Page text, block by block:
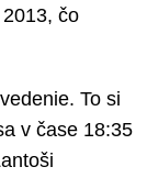
čo
To si
v čase 18:35